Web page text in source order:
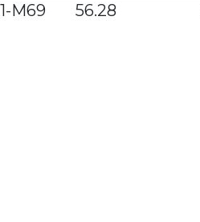
1-M69
56.28